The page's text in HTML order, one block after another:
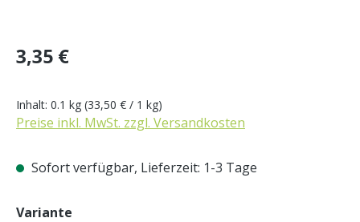
Regulärer Preis:
3,35 €
Inhalt: 0.1 kg (33,50 € / 1 kg)
Preise inkl. MwSt. zzgl. Versandkosten
Sofort verfügbar, Lieferzeit: 1-3 Tage
Variante